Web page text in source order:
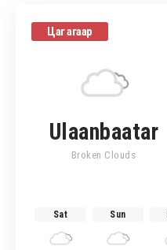
Цаг агаар
Ulaanbaatar
Broken Clouds
Sat Sun